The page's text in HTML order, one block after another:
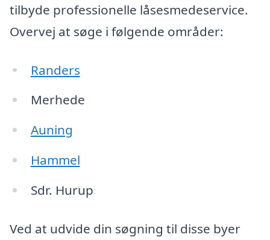
tilbyde professionelle låsesmedeservice.
Overvej at søge i følgende områder:
Randers
Merhede
Auning
Hammel
Sdr. Hurup
Ved at udvide din søgning til disse byer